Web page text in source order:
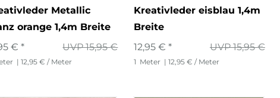
Metallic
orange 1,4m Breite
UVP 15,95 €
€ *
| 12,95 € / Meter
Kreativleder eisblau 1,4m
Breite
UVP 15,95 €
12,95 € *
1 Meter | 12,95 € / Meter